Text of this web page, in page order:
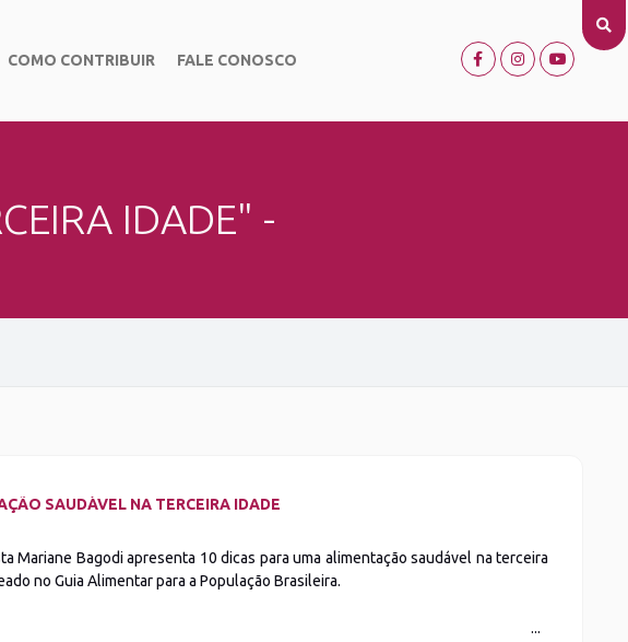
COMO CONTRIBUIR FALE CONOSCO
IDADE" -
SAUDÁVEL NA TERCEIRA IDADE
Mariane Bagodi apresenta 10 dicas para uma alimentação saudável na terceira
no Guia Alimentar para a População Brasileira.